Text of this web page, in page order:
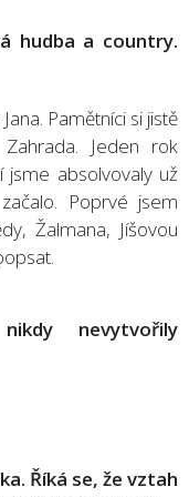
hudba a country.
Pamětníci si jistě
Jeden rok
jsme absolvovaly už
Poprvé jsem
Žalmana, Jíšovou
nevytvořily
Říká se, že vztah